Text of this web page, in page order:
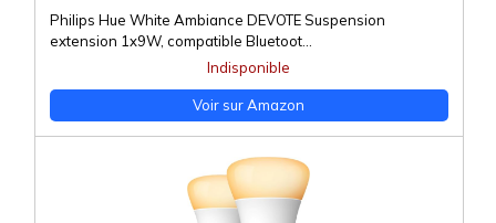
Philips Hue White Ambiance DEVOTE Suspension
extension 1x9W, compatible Bluetoot...
Indisponible
Voir sur Amazon